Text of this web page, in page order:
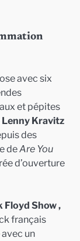
avec six
et pépites
Lenny Kravitz
des
deAre You
d’ouverture
Floyd Show ,
français
avec un